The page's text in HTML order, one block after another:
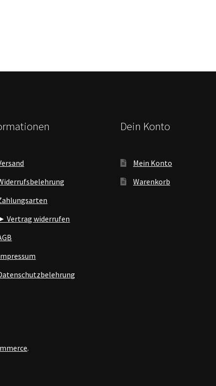
Vertrag widerrufen
Dein Konto
Mein Konto
Warenkorb
.